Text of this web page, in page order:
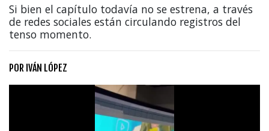
Si bien el capítulo todavía no se estrena, a través
de redes sociales están circulando registros del
tenso momento.
POR IVÁN LÓPEZ